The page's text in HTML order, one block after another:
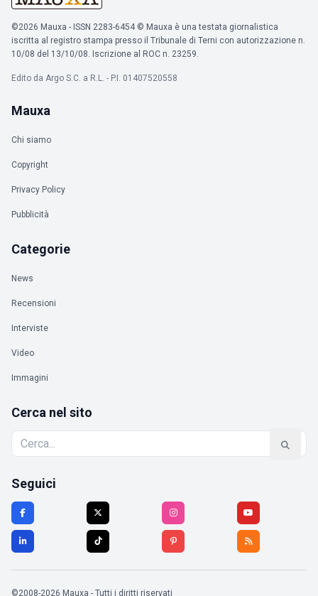
©2026 Mauxa - ISSN 2283-6454 © Mauxa è una testata giornalistica
iscritta al registro stampa presso il Tribunale di Terni con autorizzazione n.
10/08 del 13/10/08. Iscrizione al ROC n. 23259.
Edito da Argo S.C. a R.L. - P.I. 01407520558
Mauxa
Chi siamo
Copyright
Privacy Policy
Pubblicità
Categorie
News
Recensioni
Interviste
Video
Immagini
Cerca nel sito
Seguici
©2008-2026 Mauxa - Tutti i diritti riservati